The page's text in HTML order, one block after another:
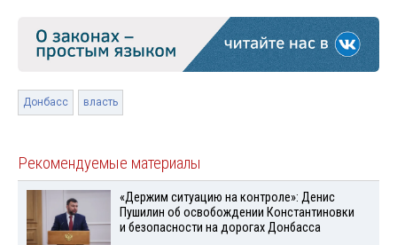
Донбасс власть
Рекомендуемые материалы
«Держим ситуацию на контроле»: Денис
Пушилин об освобождении Константиновки
и безопасности на дорогах Донбасса